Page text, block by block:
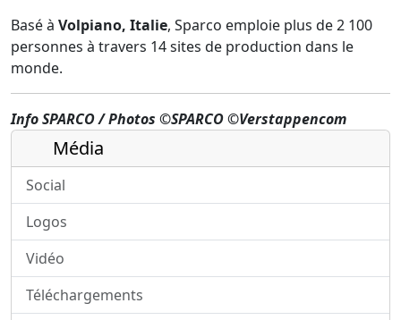
Basé à Volpiano, Italie, Sparco emploie plus de 2 100
personnes à travers 14 sites de production dans le
monde.
Info SPARCO / Photos ©SPARCO ©Verstappencom
Média
Social
Logos
Vidéo
Téléchargements